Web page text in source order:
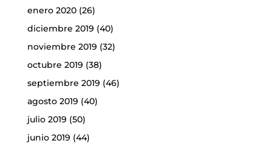
enero 2020(26)
diciembre 2019 (40)
noviembre 2019 (32)
octubre 2019 (38)
septiembre 2019 (46)
agosto 2019 (40)
julio 2019 (50)
junio 2019 (44)